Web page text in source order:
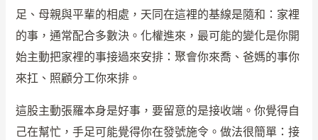
足、母親與平輩的相處，天同在這裡的基線是隨和：家裡
的事，通常配合多數決。化權進來，最可能的變化是你開
始主動把家裡的事接過來安排：聚會你來喬、爸媽的事你
來扛、照顧分工你來排。
這股主動張羅本身是好事，要留意的是接收端。你覺得自
己在幫忙，手足可能覺得你在發號施令。做法很簡單：接